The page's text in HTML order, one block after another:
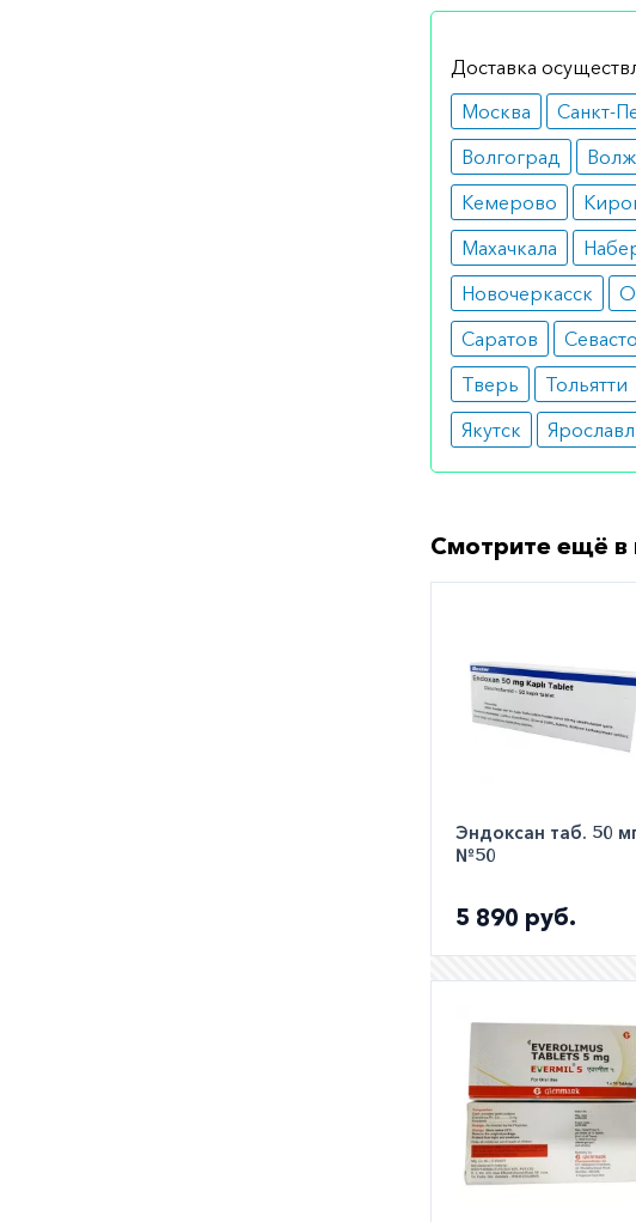
Доставка
Москва
Санкт-
Волгоград
Кемерово
Махачкала
Новочеркасск
Саратов
Тверь
Тольятти
Якутск
Смотрите ещё в
Эндоксан таб. 50
№50
5 890 руб.